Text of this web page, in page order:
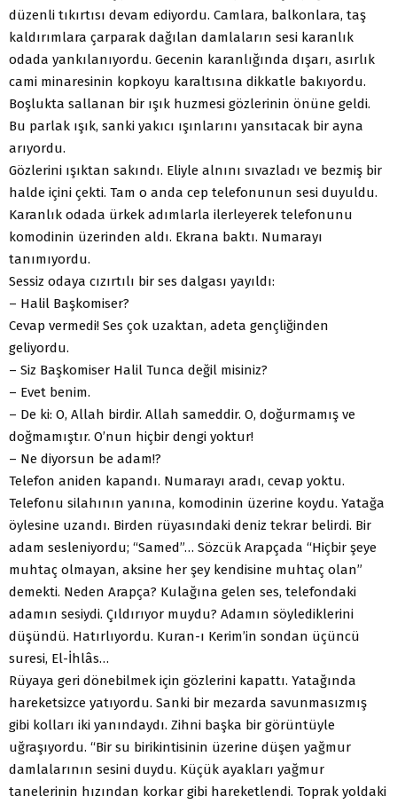
düzenli tıkırtısı devam ediyordu. Camlara, balkonlara, taş
kaldırımlara çarparak dağılan damlaların sesi karanlık
odada yankılanıyordu. Gecenin karanlığında dışarı, asırlık
cami minaresinin kopkoyu karaltısına dikkatle bakıyordu.
Boşlukta sallanan bir ışık huzmesi gözlerinin önüne geldi.
Bu parlak ışık, sanki yakıcı ışınlarını yansıtacak bir ayna
arıyordu.
Gözlerini ışıktan sakındı. Eliyle alnını sıvazladı ve bezmiş bir
halde içini çekti. Tam o anda cep telefonunun sesi duyuldu.
Karanlık odada ürkek adımlarla ilerleyerek telefonunu
komodinin üzerinden aldı. Ekrana baktı. Numarayı
tanımıyordu.
Sessiz odaya cızırtılı bir ses dalgası yayıldı:
– Halil Başkomiser?
Cevap vermedi! Ses çok uzaktan, adeta gençliğinden
geliyordu.
– Siz Başkomiser Halil Tunca değil misiniz?
– Evet benim.
– De ki: O, Allah birdir. Allah sameddir. O, doğurmamış ve
doğmamıştır. O’nun hiçbir dengi yoktur!
– Ne diyorsun be adam!?
Telefon aniden kapandı. Numarayı aradı, cevap yoktu.
Telefonu silahının yanına, komodinin üzerine koydu. Yatağa
öylesine uzandı. Birden rüyasındaki deniz tekrar belirdi. Bir
adam sesleniyordu; “Samed”… Sözcük Arapçada “Hiçbir şeye
muhtaç olmayan, aksine her şey kendisine muhtaç olan”
demekti. Neden Arapça? Kulağına gelen ses, telefondaki
adamın sesiydi. Çıldırıyor muydu? Adamın söylediklerini
düşündü. Hatırlıyordu. Kuran-ı Kerim’in sondan üçüncü
suresi, El-İhlâs…
Rüyaya geri dönebilmek için gözlerini kapattı. Yatağında
hareketsizce yatıyordu. Sanki bir mezarda savunmasızmış
gibi kolları iki yanındaydı. Zihni başka bir görüntüyle
uğraşıyordu. “Bir su birikintisinin üzerine düşen yağmur
damlalarının sesini duydu. Küçük ayakları yağmur
tanelerinin hızından korkar gibi hareketlendi. Toprak yoldaki